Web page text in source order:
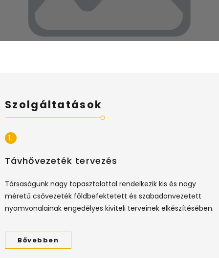
Szolgáltatások
1.
Távhővezeték tervezés
Társaságunk nagy tapasztalattal rendelkezik kis és nagy
méretű csővezeték földbefektetett és szabadonvezetett
nyomvonalainak engedélyes kiviteli terveinek elkészítésében.
Bővebben